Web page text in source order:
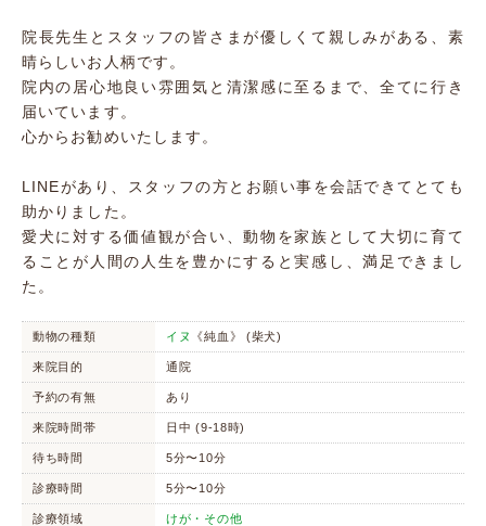
院長先生とスタッフの皆さまが優しくて親しみがある、素
晴らしいお人柄です。
院内の居心地良い雰囲気と清潔感に至るまで、全てに行き
届いています。
心からお勧めいたします。
LINEがあり、スタッフの方とお願い事を会話できてとても
助かりました。
愛犬に対する価値観が合い、動物を家族として大切に育て
ることが人間の人生を豊かにすると実感し、満足できまし
た。
動物の種類 イヌ 《純血》 (柴犬)
来院目的 通院
予約の有無 あり
来院時間帯 日中 (9-18時)
待ち時間 5分〜10分
診療時間 5分〜10分
診療領域 けが・その他